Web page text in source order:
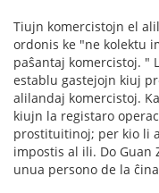
Tiujn komercistojn el
ordonis ke "ne kolektu
paŝantaj komercistoj. "
establu gastejojn kiuj
alilandaj komercistoj.
kiujn la registaro
prostituitinoj; per kio li
impostis al ili. Do Guan
unua persono de la